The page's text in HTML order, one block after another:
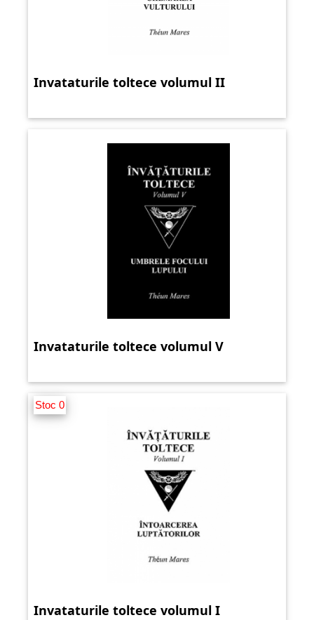
Invataturile toltece volumul II
Invataturile toltece volumul V
Stoc 0
Invataturile toltece volumul I